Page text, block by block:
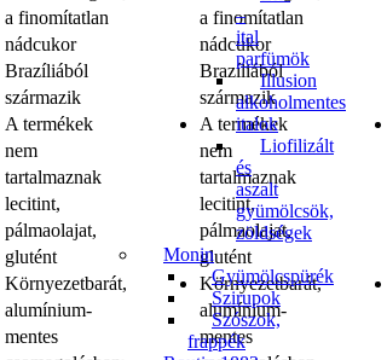
–
ital
parfümök
Illusion
alkoholmentes
italok
Liofilizált
és
aszalt
gyümölcsök,
zöldségek
Monin
Gyümölcspürék
Szirupok
Szószok,
frappék
a finomítatlan
nádcukor
Brazíliából
származik
A termékek
nem
tartalmaznak
lecitint,
pálmaolajat,
glutént
Környezetbarát,
alumínium-
mentes
a finomítatlan
nádcukor
Brazíliából
származik
A termékek
nem
tartalmaznak
lecitint,
pálmaolajat,
glutént
Környezetbarát,
alumínium-
mentes